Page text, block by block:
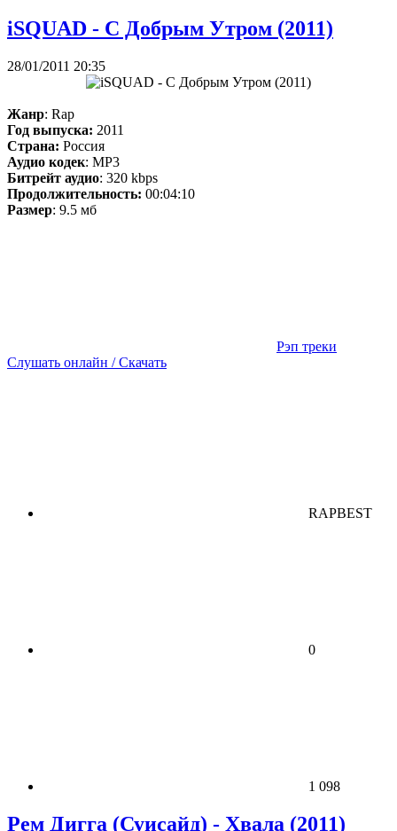
iSQUAD - С Добрым Утром (2011)
28/01/2011 20:35
Жанр: Rap
Год выпуска: 2011
Страна: Россия
Аудио кодек: MP3
Битрейт аудио: 320 kbps
Продолжительность: 00:04:10
Размер: 9.5 мб
Рэп треки
Слушать онлайн / Скачать
RAPBEST
0
1 098
Рем Дигга (Суисайд) - Хвала (2011)